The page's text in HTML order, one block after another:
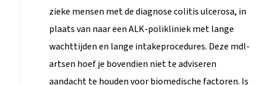
zieke mensen met de diagnose colitis ulcerosa, in
plaats van naar een ALK-polikliniek met lange
wachttijden en lange intakeprocedures. Deze mdl-
artsen hoef je bovendien niet te adviseren
aandacht te houden voor biomedische factoren. Is